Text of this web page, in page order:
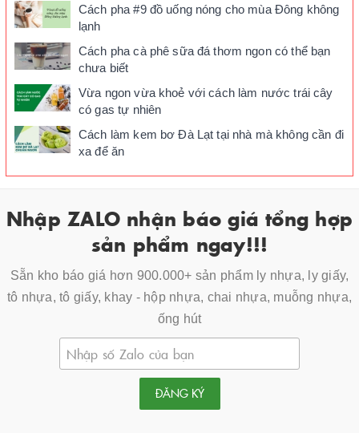
Cách pha #9 đồ uống nóng cho mùa Đông không
lạnh
Cách pha cà phê sữa đá thơm ngon có thể bạn
chưa biết
Vừa ngon vừa khoẻ với cách làm nước trái cây
có gas tự nhiên
Cách làm kem bơ Đà Lạt tại nhà mà không cần đi
xa để ăn
Nhập ZALO nhận báo giá tổng hợp
sản phẩm ngay!!!
Sẵn kho báo giá hơn 900.000+ sản phẩm ly nhựa, ly giấy,
tô nhựa, tô giấy, khay - hộp nhựa, chai nhựa, muỗng nhựa,
ống hút
ĐĂNG KÝ